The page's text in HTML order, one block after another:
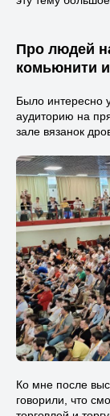
Про людей
комьюнити
Было интересно
аудиторию на
зале вязанок
Ко мне после
говорили, что